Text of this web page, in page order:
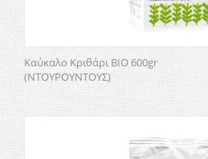
Καύκαλο Κριθάρι BIO 600gr
(ΝΤΟΥΡΟΥΝΤΟΥΣ)